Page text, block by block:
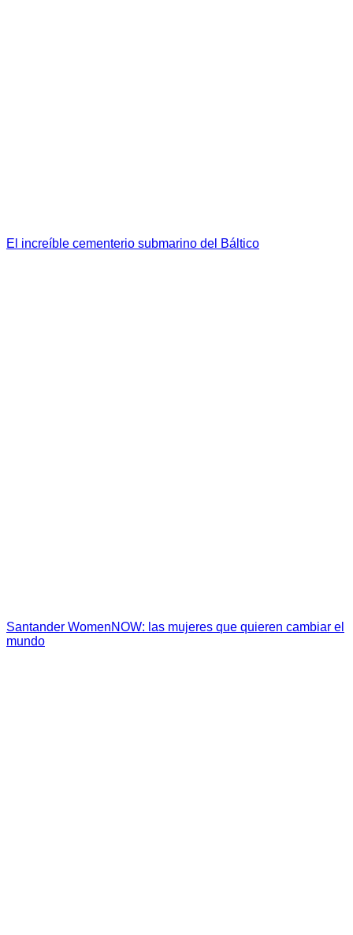
El increíble cementerio submarino del Báltico
Santander WomenNOW: las mujeres que quieren cambiar el
mundo